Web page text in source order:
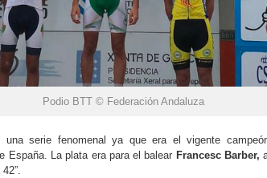
Podio BTT © Federación Andaluza
una serie fenomenal ya que era el vigente
España. La plata era para el balear Francesc Barber,